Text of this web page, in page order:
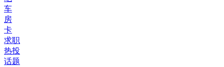
车
房
卡
求职
热投
话题